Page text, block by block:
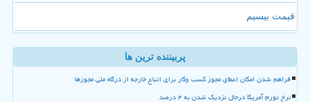
قیمت بیسیم
پربیننده ترین ها
فراهم شدن امکان اعطای مجوز کسب وکار برای اتباع خارجه از درگاه ملی مجوزها
نرخ تورم آمریکا درحال نزدیک شدن به ۴ درصد